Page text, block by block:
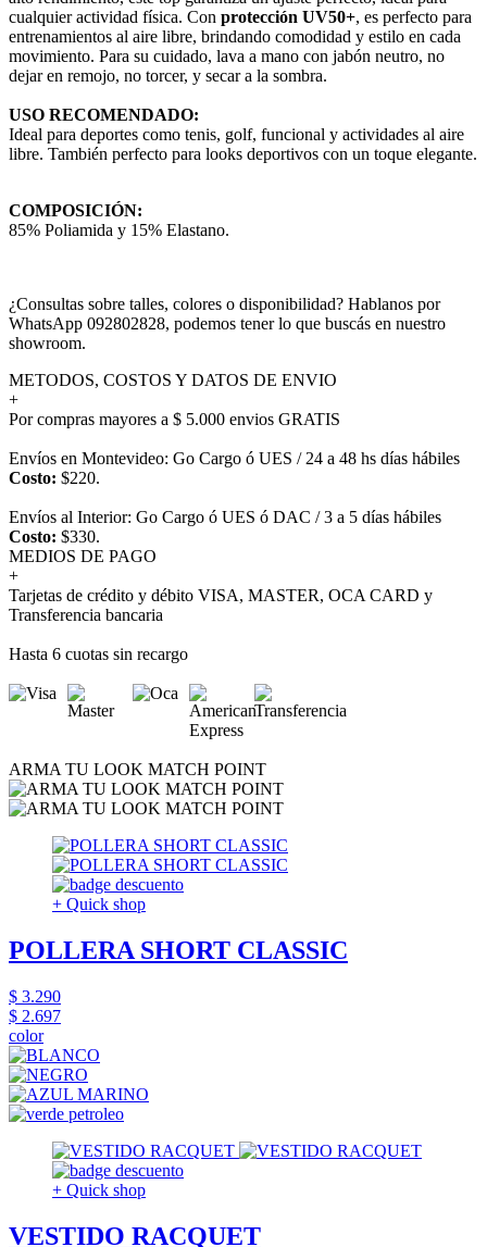
cualquier actividad física. Con protección UV50+, es perfecto para
entrenamientos al aire libre, brindando comodidad y estilo en cada
movimiento. Para su cuidado, lava a mano con jabón neutro, no
dejar en remojo, no torcer, y secar a la sombra.
USO RECOMENDADO:
Ideal para deportes como tenis, golf, funcional y actividades al aire
libre. También perfecto para looks deportivos con un toque elegante.
COMPOSICIÓN:
85% Poliamida y 15% Elastano.
¿Consultas sobre talles, colores o disponibilidad? Hablanos por
WhatsApp 092802828, podemos tener lo que buscás en nuestro
showroom.
METODOS, COSTOS Y DATOS DE ENVIO
+
Por compras mayores a $ 5.000 envios GRATIS
Envíos en Montevideo: Go Cargo ó UES / 24 a 48 hs días hábiles
Costo: $220.
Envíos al Interior: Go Cargo ó UES ó DAC / 3 a 5 días hábiles
Costo: $330.
MEDIOS DE PAGO
+
Tarjetas de crédito y débito VISA, MASTER, OCA CARD y
Transferencia bancaria
Hasta 6 cuotas sin recargo
ARMA TU LOOK MATCH POINT
+ Quick shop
POLLERA SHORT CLASSIC
$ 3.290
$ 2.697
color
+ Quick shop
VESTIDO RACQUET